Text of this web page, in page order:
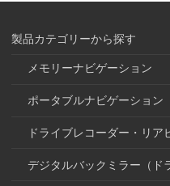
製品カテゴリーから探す
メモリーナビゲーション
ポータブルナビゲーション
ドライブレコーダー・リア
デジタルバックミラー（ド